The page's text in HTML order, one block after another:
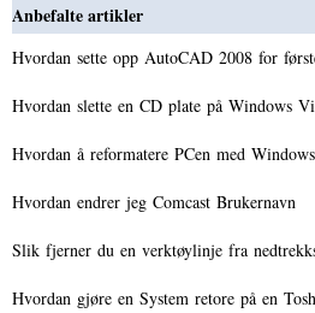
Anbefalte artikler
Hvordan sette opp AutoCAD 2008 for
Hvordan slette en CD plate på Windows
Hvordan å reformatere PCen med
Hvordan endrer jeg Comcast Brukernavn
Slik fjerner du en verktøylinje fra
Hvordan gjøre en System retore på en